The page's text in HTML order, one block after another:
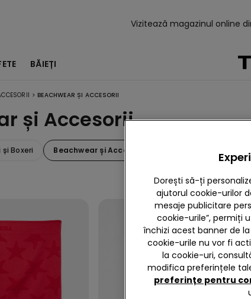
Vizitează magazinul online
BĂIEȚI
> BEACHWEAR ȘI ACCESORII
și Accesorii
și Boxeri Beachwear și Accesorii
Dorești să-ți
ajutorul cookie-urilor
mesaje publicitare
cookie-urile”, permiți
închizi acest banner de
cookie-urile nu vor fi
la cookie-uri,
modifica preferințele
preferințe pentru